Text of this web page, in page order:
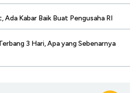
Ada Kabar Baik Buat Pengusaha RI
3 Hari, Apa yang Sebenarnya